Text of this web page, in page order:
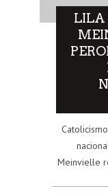
LILA
Meinvielle